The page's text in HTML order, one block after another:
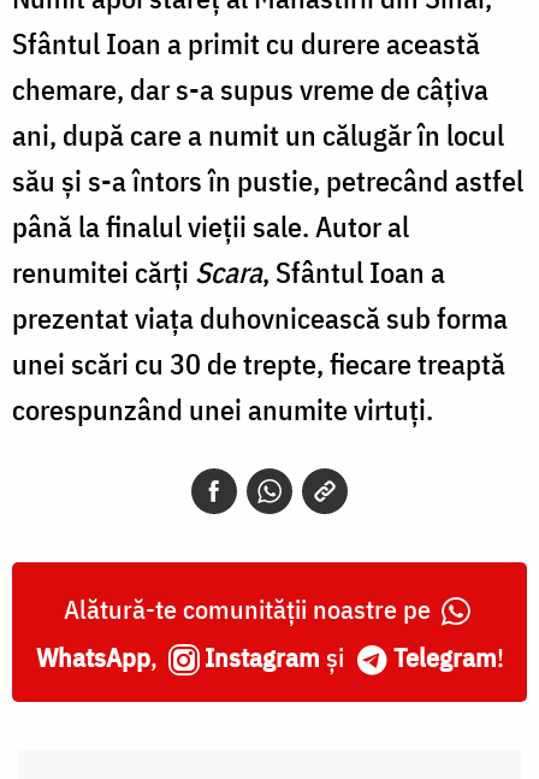
Sfântul Ioan a primit cu durere această
chemare, dar s-a supus vreme de câțiva
ani, după care a numit un călugăr în locul
său și s-a întors în pustie, petrecând astfel
până la finalul vieții sale. Autor al
renumitei cărți Scara, Sfântul Ioan a
prezentat viața duhovnicească sub forma
unei scări cu 30 de trepte, fiecare treaptă
corespunzând unei anumite virtuți.
Alătură-te comunității noastre pe
WhatsApp, Instagram și Telegram!